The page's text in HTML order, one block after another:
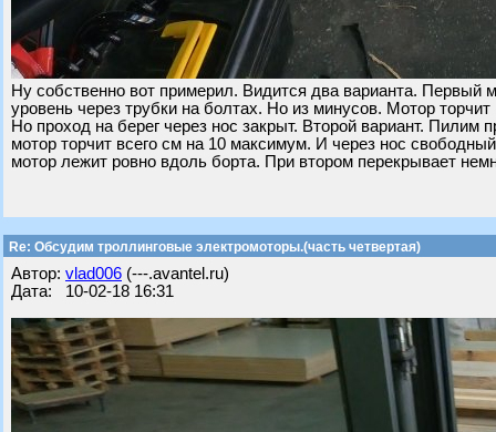
Ну собственно вот примерил. Видится два варианта.
уровень через трубки на болтах. Но из минусов. Мотор
Но проход на берег через нос закрыт. Второй вариант.
мотор торчит всего см на 10 максимум. И через нос
мотор лежит ровно вдоль борта. При втором перекрывает
Re: Обсудим троллинговые электромоторы.(часть четвертая)
Автор: vlad006 (---.avantel.ru)
Дата: 10-02-18 16:31